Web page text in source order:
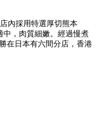
內採用特選厚切熊本
中，肉質細嫩。經過慢煮
在日本有六間分店，香港